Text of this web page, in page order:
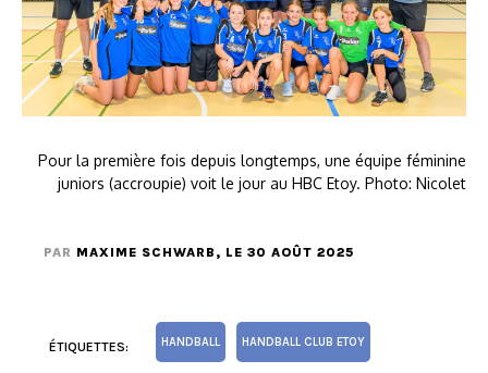
Pour la première fois depuis longtemps, une équipe féminine
juniors (accroupie) voit le jour au HBC Etoy. Photo: Nicolet
PAR MAXIME SCHWARB , LE 30 AOÛT 2025
ÉTIQUETTES: HANDBALL HANDBALL CLUB ETOY